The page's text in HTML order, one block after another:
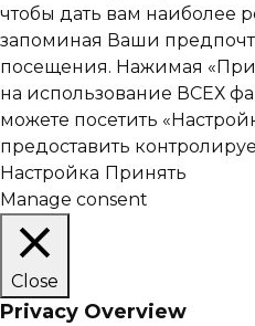
чтобы дать вам наиболее
запоминая Ваши
посещения. Нажимая
на использование ВСЕХ
можете посетить
предоставить
Настройка Принять
Manage consent
Close
Privacy Overview